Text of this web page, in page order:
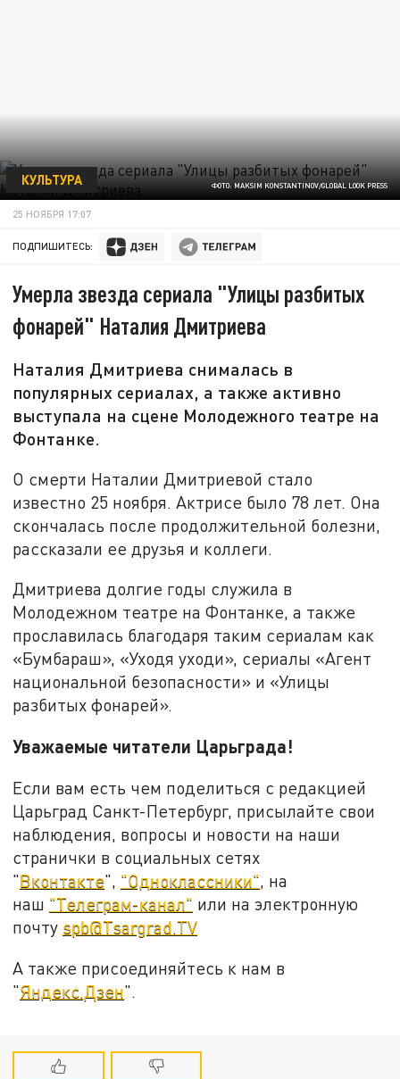
ФОТО: MAKSIM KONSTANTINOV/GLOBAL LOOK PRESS
КУЛЬТУРА
25 НОЯБРЯ 17:07
ПОДПИШИТЕСЬ:
Умерла звезда сериала "Улицы разбитых
фонарей" Наталия Дмитриева
Наталия Дмитриева снималась в
популярных сериалах, а также активно
выступала на сцене Молодежного театре на
Фонтанке.
О смерти Наталии Дмитриевой стало
известно 25 ноября. Актрисе было 78 лет. Она
скончалась после продолжительной болезни,
рассказали ее друзья и коллеги.
Дмитриева долгие годы служила в
Молодежном театре на Фонтанке, а также
прославилась благодаря таким сериалам как
«Бумбараш», «Уходя уходи», сериалы «Агент
национальной безопасности» и «Улицы
разбитых фонарей».
Уважаемые читатели Царьграда!
Если вам есть чем поделиться с редакцией
Царьград Санкт-Петербург, присылайте свои
наблюдения, вопросы и новости на наши
странички в социальных сетях
"Вконтакте", "Одноклассники", на
наш "Телеграм-канал" или на электронную
почту spb@Tsargrad.TV
А также присоединяйтесь к нам в
"Яндекс.Дзен".